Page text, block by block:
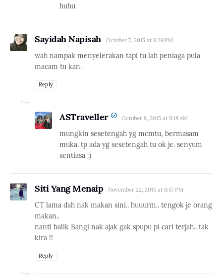
huhu
Sayidah Napisah October 7, 2015 at 9:39 PM
wah nampak menyelerakan tapi tu lah peniaga pula
macam tu kan.
Reply
ASTraveller October 8, 2015 at 9:18 AM
mungkin sesetengah yg mcmtu, bermasam
muka. tp ada yg sesetengah tu ok je. senyum
sentiasa :)
Siti Yang Menaip November 22, 2015 at 8:57 PM
CT lama dah nak makan sini.. huuurm.. tengok je orang
makan..
nanti balik Bangi nak ajak gak spupu pi cari terjah.. tak
kira !!
Reply